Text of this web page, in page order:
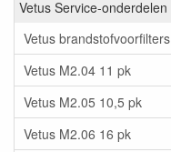
Vetus Service-onderdelen
Vetus brandstofvoorfilters
Vetus M2.04 11 pk
Vetus M2.05 10,5 pk
Vetus M2.06 16 pk